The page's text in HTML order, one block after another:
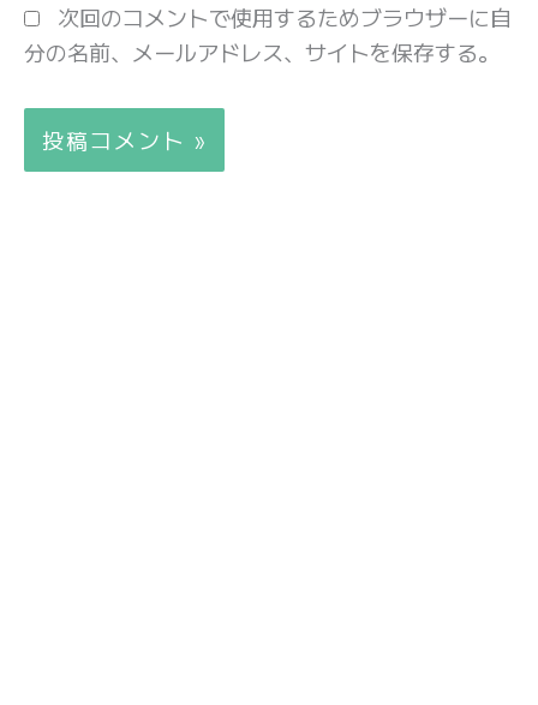
次回のコメントで使用するためブラウザーに自
分の名前、メールアドレス、サイトを保存する。